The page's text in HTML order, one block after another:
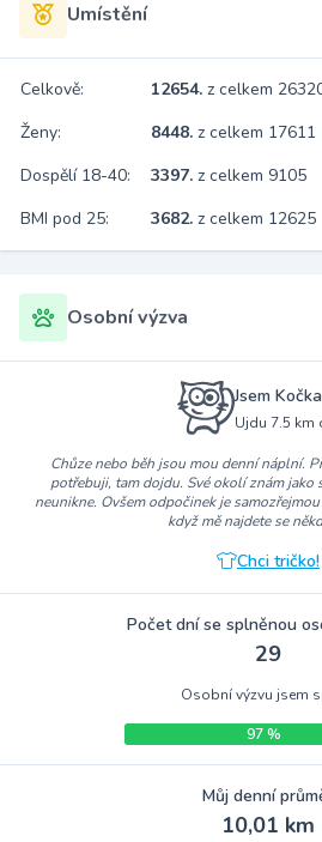
Umístění
Celkově: 12654. z celkem
Ženy:
8448. z celkem 17611
Dospělí 18-40:
3397. z celkem 9105
BMI pod 25:
3682. z celkem 12625
Osobní výzva
Jsem Kočka
Ujdu 7.5 km
Chůze nebo běh jsou mou denní náplní.
potřebuji, tam dojdu. Své okolí znám jako
neunikne. Ovšem odpočinek je
když mě najdete se
Chci tričko!
Počet dní se splněnou
29
Osobní výzvu jsem
97 %
Můj denní
10,01 km